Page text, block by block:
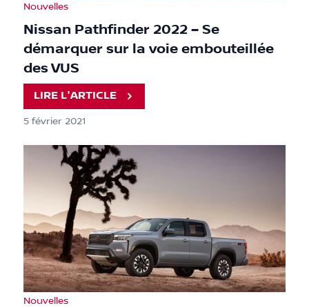
Nouvelles
Nissan Pathfinder 2022 – Se
démarquer sur la voie embouteillée
des VUS
LIRE L'ARTICLE
5 février 2021
Nouvelles